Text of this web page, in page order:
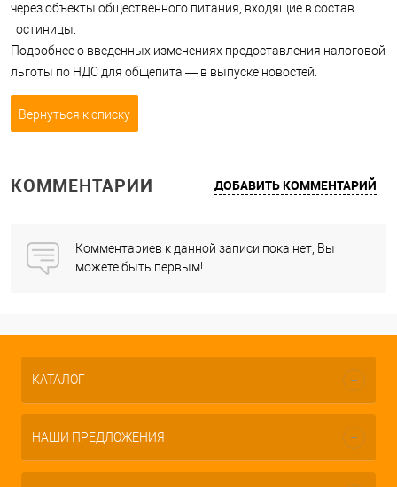
через объекты общественного питания, входящие в состав
гостиницы.
Подробнее о введенных изменениях предоставления налоговой
льготы по НДС для общепита — в выпуске новостей.
Вернуться к списку
КОММЕНТАРИИ ДОБАВИТЬ КОММЕНТАРИЙ
Комментариев к данной записи пока нет, Вы
можете быть первым!
КАТАЛОГ
НАШИ ПРЕДЛОЖЕНИЯ